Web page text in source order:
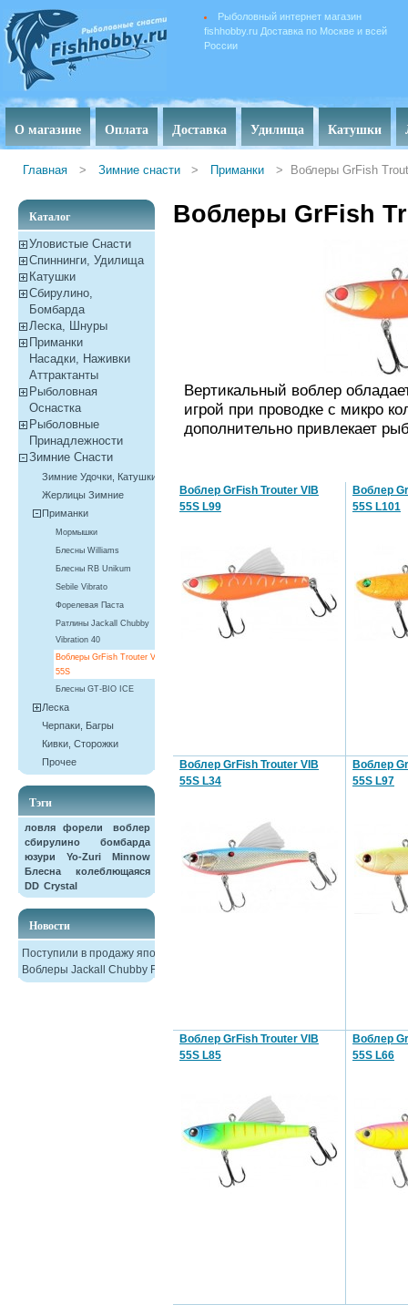
Рыболовный интернет магазин
fishhobby.ru Доставка по Москве и всей
России
О магазине Оплата Доставка Удилища Катушки
Главная > Зимние снасти > Приманки > Воблеры GrFish
Каталог
Уловистые Снасти
Спиннинги, Удилища
Катушки
Сбирулино,
Бомбарда
Леска, Шнуры
Приманки
Насадки, Наживки
Aттрактанты
Рыболовная
Оснастка
Рыболовные
Принадлежности
Зимние Снасти
Зимние Удочки, Катушки
Жерлицы Зимние
Приманки
Мормышки
Блесны Williams
Блесны RB Unikum
Sebile Vibrato
Форелевая Паста
Ратлины Jackall Chubby
Vibration 40
Воблеры GrFish Trouter VIB
55S
Блесны GT-BIO ICE
Леска
Черпаки, Багры
Кивки, Сторожки
Прочее
Тэги
ловля форели
воблер
сбирулино
бомбарда
юзури
Yo-Zuri
Minnow
Блесна колеблющаяся
DD Crystal
Новости
Поступили в продажу японские
Воблеры Jackall Chubby F38
Воблеры GrFish
Вертикальный воблер
игрой при проводке с микро
дополнительно привлекает
Воблер GrFish Trouter VIB
55S L99
Воблер
55S L101
Воблер GrFish Trouter VIB
55S L34
Воблер
55S L97
Воблер GrFish Trouter VIB
55S L85
Воблер
55S L66